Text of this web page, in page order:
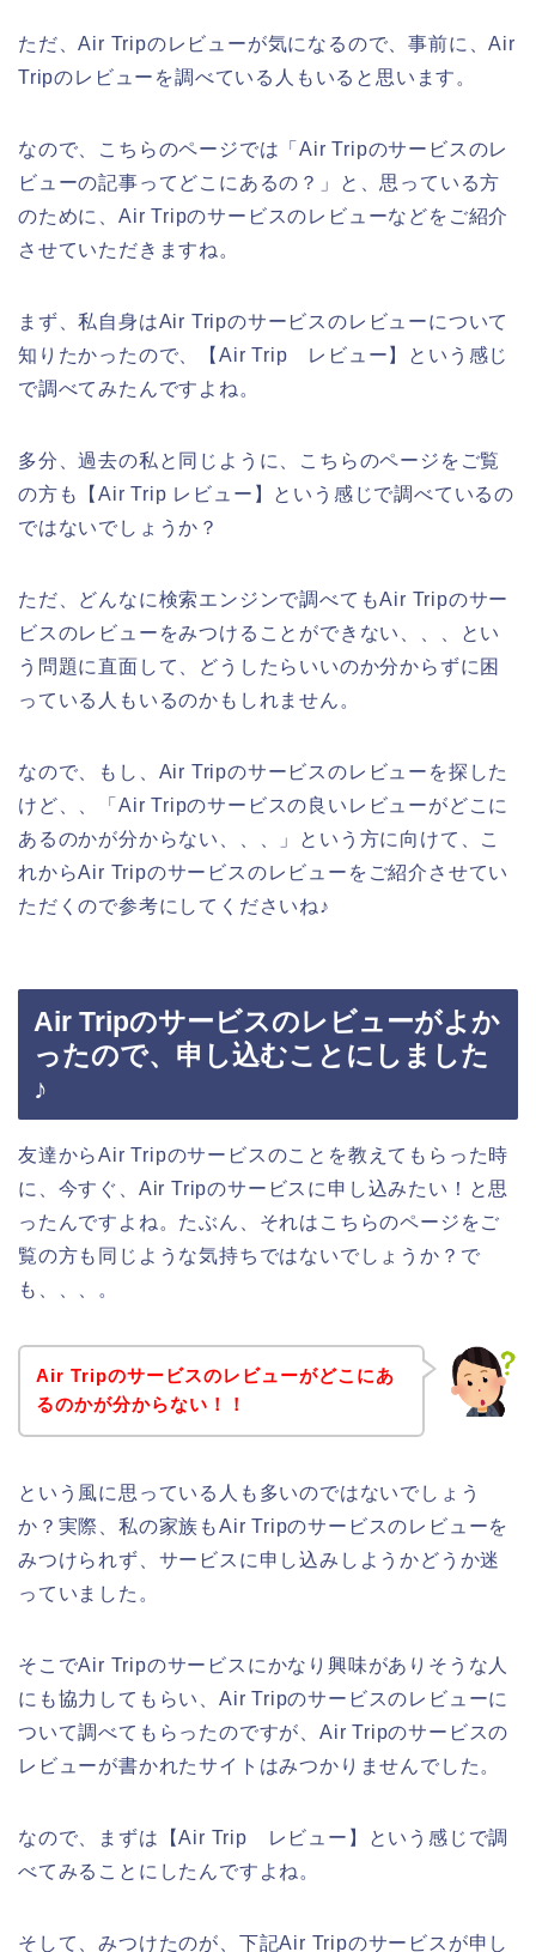
ただ、Air Tripのレビューが気になるので、事前に、Air
Tripのレビューを調べている人もいると思います。
なので、こちらのページでは「Air Tripのサービスのレ
ビューの記事ってどこにあるの？」と、思っている方
のために、Air Tripのサービスのレビューなどをご紹介
させていただきますね。
まず、私自身はAir Tripのサービスのレビューについて
知りたかったので、【Air Trip レビュー】という感じ
で調べてみたんですよね。
多分、過去の私と同じように、こちらのページをご覧
の方も【Air Trip レビュー】という感じで調べているの
ではないでしょうか？
ただ、どんなに検索エンジンで調べてもAir Tripのサー
ビスのレビューをみつけることができない、、、とい
う問題に直面して、どうしたらいいのか分からずに困
っている人もいるのかもしれません。
なので、もし、Air Tripのサービスのレビューを探した
けど、、「Air Tripのサービスの良いレビューがどこに
あるのかが分からない、、、」という方に向けて、こ
れからAir Tripのサービスのレビューをご紹介させてい
ただくので参考にしてくださいね♪
Air Tripのサービスのレビューがよか
ったので、申し込むことにしました
♪
友達からAir Tripのサービスのことを教えてもらった時
に、今すぐ、Air Tripのサービスに申し込みたい！と思
ったんですよね。たぶん、それはこちらのページをご
覧の方も同じような気持ちではないでしょうか？で
も、、、。
Air Tripのサービスのレビューがどこにあ
るのかが分からない！！
という風に思っている人も多いのではないでしょう
か？実際、私の家族もAir Tripのサービスのレビューを
みつけられず、サービスに申し込みしようかどうか迷
っていました。
そこでAir Tripのサービスにかなり興味がありそうな人
にも協力してもらい、Air Tripのサービスのレビューに
ついて調べてもらったのですが、Air Tripのサービスの
レビューが書かれたサイトはみつかりませんでした。
なので、まずは【Air Trip レビュー】という感じで調
べてみることにしたんですよね。
そして、みつけたのが、下記Air Tripのサービスが申し